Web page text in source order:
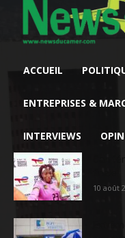
ACCUEIL
ENTREPRISES &
INTERVIEWS
10 août